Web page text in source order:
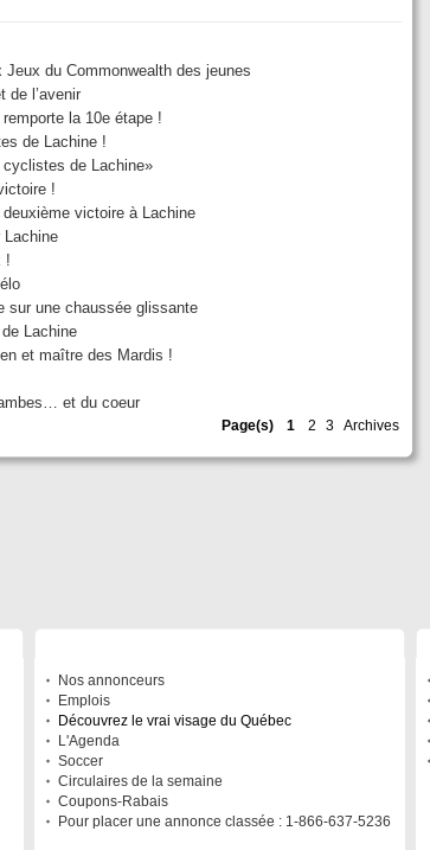
du Commonwealth des jeunes
de l’avenir
la 10e étape !
de Lachine !
de Lachine»
!
victoire à Lachine
Lachine
!
sur une chaussée glissante
Lachine
et maître des Mardis !
et du coeur
Page(s) 1 2 3 Archives
Nos annonceurs
Emplois
Découvrez le vrai visage du Québec
L'Agenda
Soccer
Circulaires de la semaine
Coupons-Rabais
Pour placer une annonce classée : 1-866-637-5236